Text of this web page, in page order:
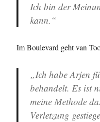
Ich bin der
kann.“
Im Boulevard geht van
„Ich habe Arjen
behandelt. Es ist
meine Methode
Verletzung